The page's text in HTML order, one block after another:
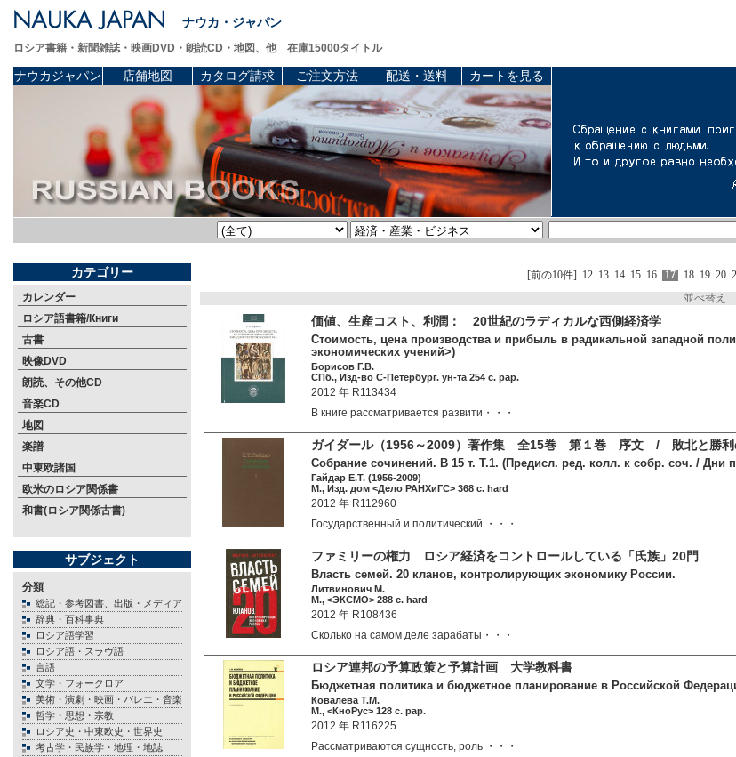
ナウカ・ジャパン
ロシア書籍・新聞雑誌・映画DVD・朗読CD・地図、他 在庫15000タイトル
ナウカジャパン 店舗地図 カタログ請求 ご注文方法 配送・送料 カートを見る
カテゴリー
カレンダー
ロシア語書籍/Книги
古書
映像DVD
朗読、その他CD
音楽CD
地図
楽譜
中東欧諸国
欧米のロシア関係書
和書(ロシア関係古書)
サブジェクト
分類
総記・参考図書、出版・メディア
辞典・百科事典
ロシア語学習
ロシア語・スラヴ語
言語
文学・フォークロア
美術・演劇・映画・バレエ・音楽
哲学・思想・宗教
ロシア史・中東欧史・世界史
考古学・民族学・地理・地誌
[前の10件] 12 13 14 15 16 17 18 19 20
並べ替
価値、生産コスト、利潤： 20世紀のラディカルな西側経済学
Стоимость, цена производства и прибыль в радикальной западной
экономических учений>)
Борисов Г.В.
СПб., Изд-во С-Петербург. ун-та 254 c. pap.
2012 年 R113434
В книге рассматривается развити・・・
ガイダール（1956～2009）著作集 全15巻 第１巻 序文 / 敗北と勝
Собрание сочинений. В 15 т. Т.1. (Предисл. ред. колл. к собр. соч. / Дни
Гайдар Е.Т. (1956-2009)
М., Изд. дом <Дело РАНХиГС> 368 c. hard
2012 年 R112960
Государственный и политический ・・・
ファミリーの権力 ロシア経済をコントロールしている「氏族」20門
Власть семей. 20 кланов, контролирующих экономику России.
Литвинович М.
М., <ЭКСМО> 288 c. hard
2012 年 R108436
Сколько на самом деле зарабаты・・・
ロシア連邦の予算政策と予算計画 大学教科書
Бюджетная политика и бюджетное планирование в Российской
Ковалёва Т.М.
М., <КноРус> 128 c. pap.
2012 年 R116225
Рассматриваются сущность, роль ・・・